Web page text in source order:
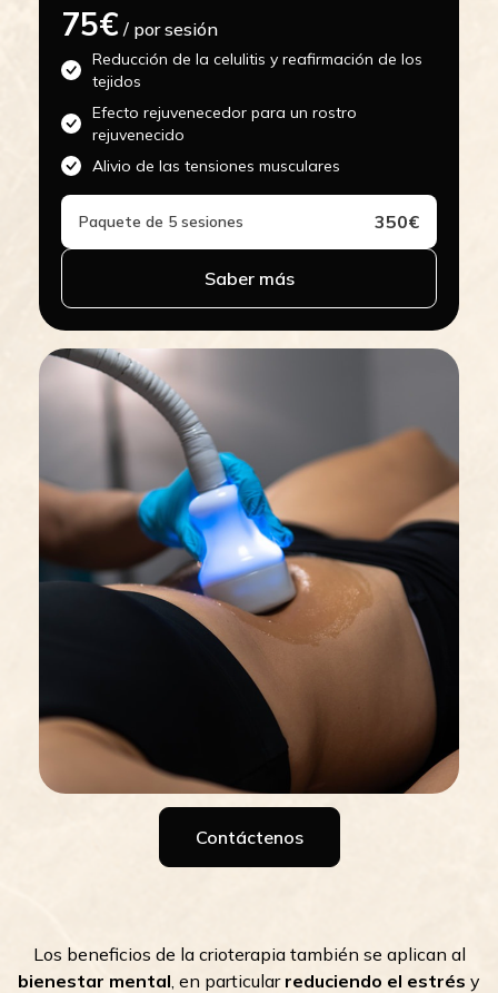
75€ / por sesión
Reducción de la celulitis y reafirmación de los
tejidos
Efecto rejuvenecedor para un rostro
rejuvenecido
Alivio de las tensiones musculares
Paquete de 5 sesiones 350€
Saber más
Contáctenos
Los beneficios de la crioterapia también se aplican al
bienestar mental , en particular reduciendo el estrés y